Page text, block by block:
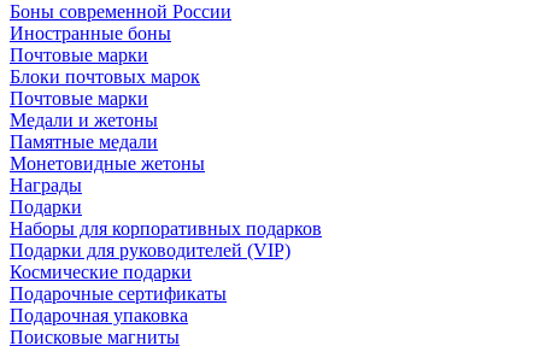
Боны современной России
Иностранные боны
Почтовые марки
Блоки почтовых марок
Почтовые марки
Медали и жетоны
Памятные медали
Монетовидные жетоны
Награды
Подарки
Наборы для корпоративных подарков
Подарки для руководителей (VIP)
Космические подарки
Подарочные сертификаты
Подарочная упаковка
Поисковые магниты